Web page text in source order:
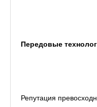
Передовые
Репутация